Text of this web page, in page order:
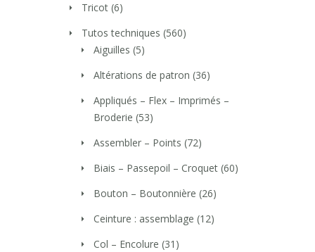
Tricot (6)
Tutos techniques (560)
Aiguilles (5)
Altérations de patron (36)
Appliqués – Flex – Imprimés –
Broderie (53)
Assembler – Points (72)
Biais – Passepoil – Croquet (60)
Bouton – Boutonnière (26)
Ceinture : assemblage (12)
Col – Encolure (31)